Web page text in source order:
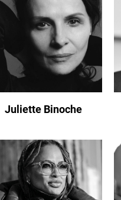
Juliette Binoche